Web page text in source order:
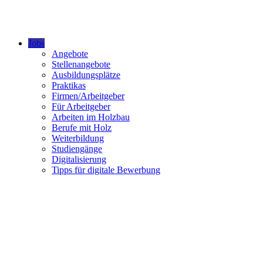
Jobs
Angebote
Stellenangebote
Ausbildungsplätze
Praktikas
Firmen/Arbeitgeber
Für Arbeitgeber
Arbeiten im Holzbau
Berufe mit Holz
Weiterbildung
Studiengänge
Digitalisierung
Tipps für digitale Bewerbung